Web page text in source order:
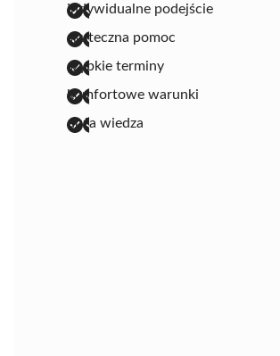
indywidualne podejście
skuteczna pomoc
szybkie terminy
komfortowe warunki
duża wiedza